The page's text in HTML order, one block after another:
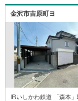
金沢市吉原町ヨ
IRいしかわ鉄道 「森本